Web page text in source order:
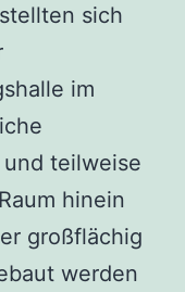
sich
im
teilweise
hinein
großflächig
werden